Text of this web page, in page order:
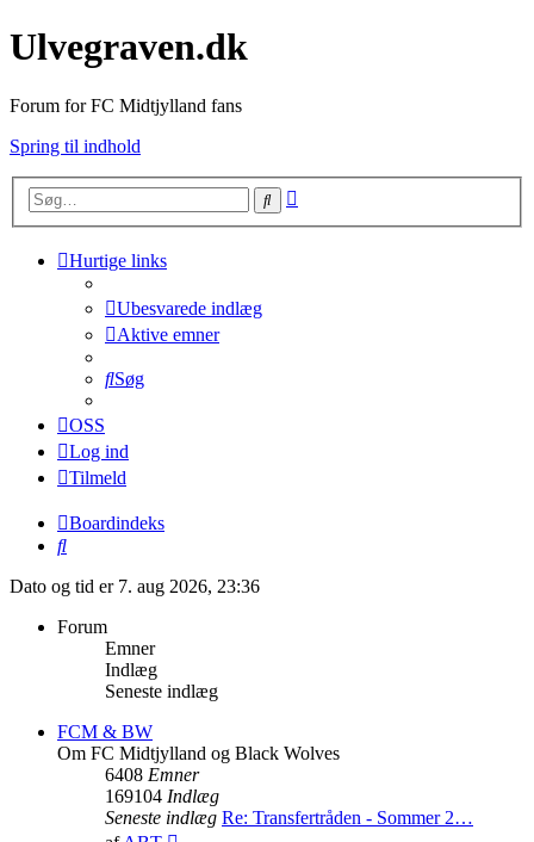
Ulvegraven.dk
Forum for FC Midtjylland fans
Spring til indhold
Søg
Hurtige links
Ubesvarede indlæg
Aktive emner
Søg
OSS
Log ind
Tilmeld
Boardindeks
Søg
Dato og tid er 7. aug 2026, 23:36
Forum
Emner
Indlæg
Seneste indlæg
FCM & BW
Om FC Midtjylland og Black Wolves
6408 Emner
169104 Indlæg
Seneste indlæg Re: Transfertråden - Sommer 2…